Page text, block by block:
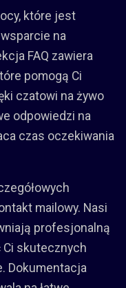
które jest
na
FAQ zawiera
pomogą Ci
czatowi na żywo
odpowiedzi na
czas oczekiwania
mailowy. Nasi
profesjonalną
Ci skutecznych
Dokumentacja